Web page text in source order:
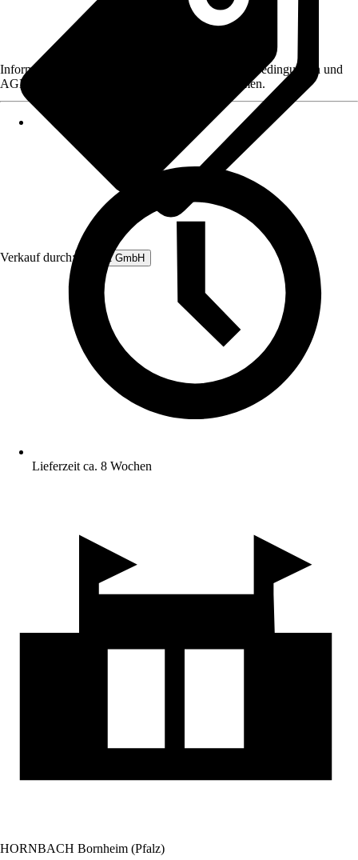
Verkauf durch: Rubart GmbH
Informationen des Verkäufers, wie z. B. Rückgabebedingungen und
AGB, finden Sie bei Klick auf den Verkäufernamen.
Lieferzeit ca. 8 Wochen
HORNBACH Bornheim (Pfalz)